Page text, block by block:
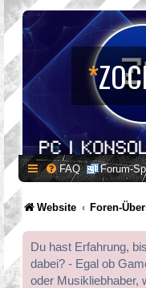
*
FAQ Forum-
Website Foren-
Du hast Erfahrung,
dabei? - Egal ob
oder Musikliebhaber,